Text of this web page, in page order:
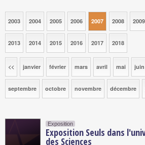
2003 2004 2005 2006 2007 2008 2009
2013 2014 2015 2016 2017 2018
<< janvier février mars avril mai juin
septembre octobre novembre décembre
Exposition
Exposition Seuls dans
des Sciences